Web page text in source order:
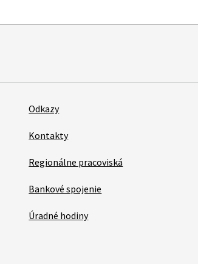
Odkazy
Kontakty
Regionálne pracoviská
Bankové spojenie
Úradné hodiny